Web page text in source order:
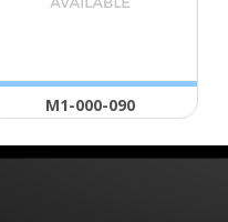
Μ1-000-090